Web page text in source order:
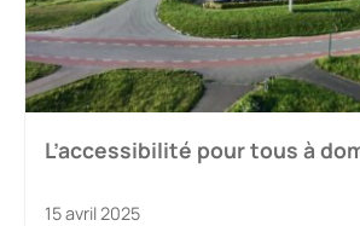
L’accessibilité pour tous à
15 avril 2025